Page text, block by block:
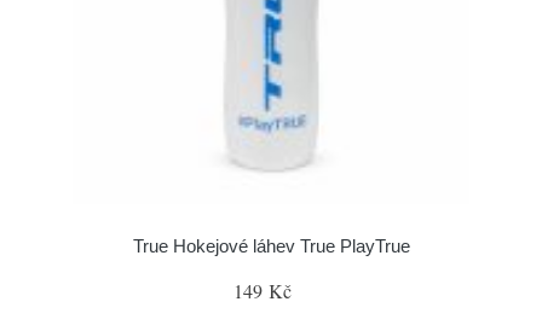
True Hokejové láhev True PlayTrue
149 Kč